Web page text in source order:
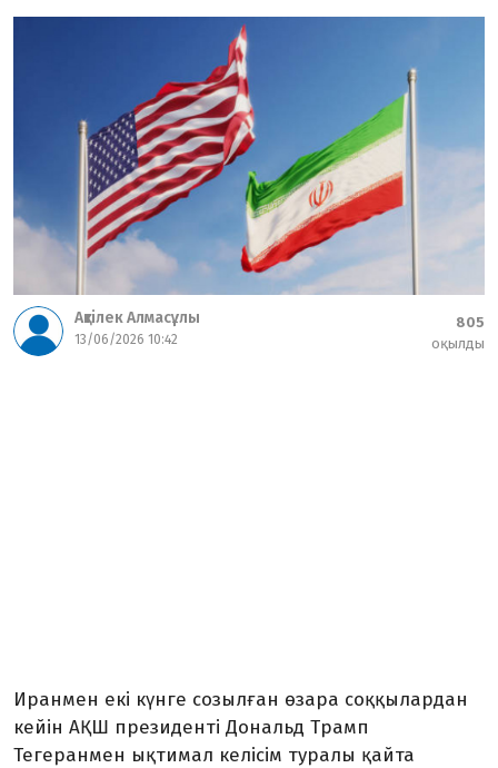
Ақтілек Алмасұлы
13/06/2026 10:42
805
оқылды
Иранмен екі күнге созылған өзара соққылардан
кейін АҚШ президенті Дональд Трамп
Тегеранмен ықтимал келісім туралы қайта